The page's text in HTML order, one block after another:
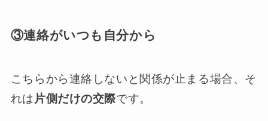
③連絡がいつも自分から
こちらから連絡しないと関係が止まる場合、そ
れは 片側だけの交際です。